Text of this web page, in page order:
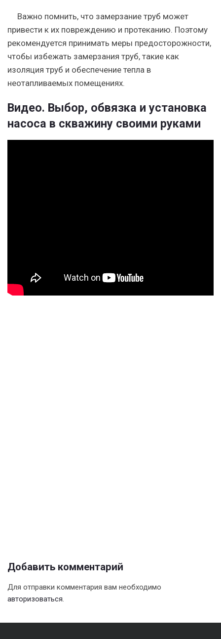
Важно помнить, что замерзание труб может
привести к их повреждению и протеканию. Поэтому
рекомендуется принимать меры предосторожности,
чтобы избежать замерзания труб, такие как
изоляция труб и обеспечение тепла в
неотапливаемых помещениях.
Видео. Выбор, обвязка и установка
насоса в скважину своими руками
Добавить комментарий
Для отправки комментария вам необходимо
авторизоваться